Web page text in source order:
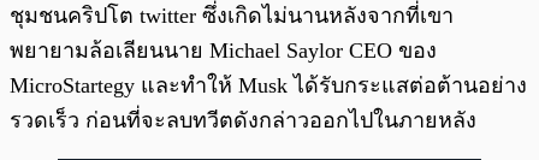
ชุมชนคริปโต twitter ซึ่งเกิดไม่นานหลังจากที่เขา
พยายามล้อเลียนนาย Michael Saylor CEO ของ
MicroStartegy และทำให้ Musk ได้รับกระแสต่อต้านอย่าง
รวดเร็ว ก่อนที่จะลบทวีตดังกล่าวออกไปในภายหลัง